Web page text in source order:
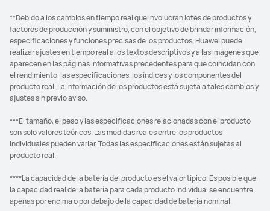
**Debido a los cambios en tiempo real que involucran lotes de productos y
factores de producción y suministro, con el objetivo de brindar información,
especificaciones y funciones precisas de los productos, Huawei puede
realizar ajustes en tiempo real a los textos descriptivos y a las imágenes que
aparecen en las páginas informativas precedentes para que coincidan con
el rendimiento, las especificaciones, los índices y los componentes del
producto real. La información de los productos está sujeta a tales cambios y
ajustes sin previo aviso.
***El tamaño, el peso y las especificaciones relacionadas con el producto
son solo valores teóricos. Las medidas reales entre los productos
individuales pueden variar. Todas las especificaciones están sujetas al
producto real.
****La capacidad de la batería del producto es el valor típico. Es posible que
la capacidad real de la batería para cada producto individual se encuentre
apenas por encima o por debajo de la capacidad de batería nominal.